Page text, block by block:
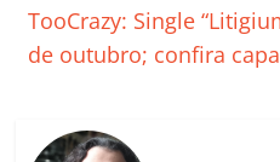
o
k
p
TooCrazy: Single
de outubro; confira